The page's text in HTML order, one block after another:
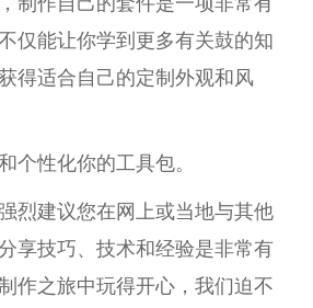
仅能让你学到更多有关鼓的知
得适合自己的定制外观和风
个性化你的工具包。
烈建议您在网上或当地与其他
享技巧、技术和经验是非常有
作之旅中玩得开心，我们迫不